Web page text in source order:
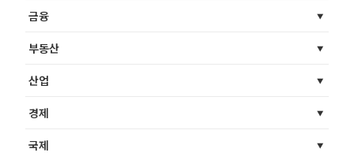
금융
부동산
산업
경제
국제